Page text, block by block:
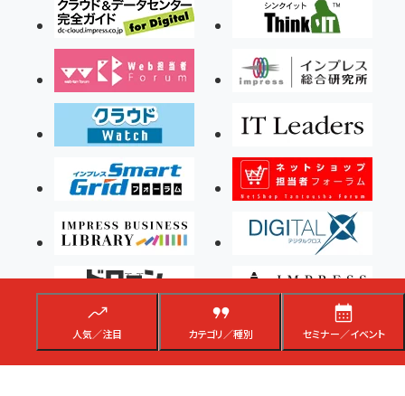
人気／注目 カテゴリ／種別 セミナー／イベント